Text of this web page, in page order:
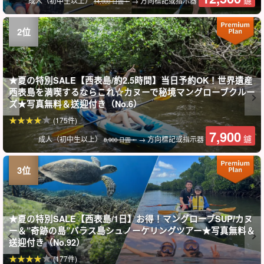
★夏の特別SALE【西表島/約2.5時間】当日予約OK！世界遺産
西表島を満喫するならこれ☆カヌーで秘境マングローブクルー
ズ★写真無料＆送迎付き（No.6）
成人（初中生以上）8,900 日圓。→ 方向標記或指示器 7,900 鑢
(175件)
★夏の特別SALE【西表島/1日】お得！マングローブSUP/カヌ
ー＆”奇跡の島”バラス島シュノーケリングツアー★写真無料＆
送迎付き（No.92）
(177件)